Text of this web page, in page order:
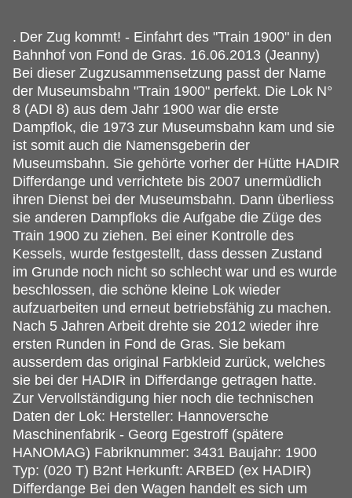
. Der Zug kommt! - Einfahrt des "Train 1900" in den
Bahnhof von Fond de Gras. 16.06.2013 (Jeanny)
Bei dieser Zugzusammensetzung passt der Name
der Museumsbahn "Train 1900" perfekt. Die Lok N°
8 (ADI 8) aus dem Jahr 1900 war die erste
Dampflok, die 1973 zur Museumsbahn kam und sie
ist somit auch die Namensgeberin der
Museumsbahn. Sie gehörte vorher der Hütte HADIR
Differdange und verrichtete bis 2007 unermüdlich
ihren Dienst bei der Museumsbahn. Dann überliess
sie anderen Dampfloks die Aufgabe die Züge des
Train 1900 zu ziehen. Bei einer Kontrolle des
Kessels, wurde festgestellt, dass dessen Zustand
im Grunde noch nicht so schlecht war und es wurde
beschlossen, die schöne kleine Lok wieder
aufzuarbeiten und erneut betriebsfähig zu machen.
Nach 5 Jahren Arbeit drehte sie 2012 wieder ihre
ersten Runden in Fond de Gras. Sie bekam
ausserdem das original Farbkleid zurück, welches
sie bei der HADIR in Differdange getragen hatte.
Zur Vervollständigung hier noch die technischen
Daten der Lok: Hersteller: Hannoversche
Maschinenfabrik - Georg Egestroff (spätere
HANOMAG) Fabriknummer: 3431 Baujahr: 1900
Typ: (020 T) B2nt Herkunft: ARBED (ex HADIR)
Differdange Bei den Wagen handelt es sich um